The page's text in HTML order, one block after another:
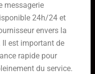
messagerie
24h/24 et
envers la
est important de
rapide pour
du service.